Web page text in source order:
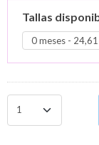
Tallas